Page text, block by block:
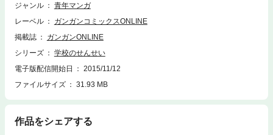
ジャンル
青年マンガ
レーベル
ガンガンコミックスONLINE
掲載誌
ガンガンONLINE
シリーズ
学校のせんせい
電子版配信開始日
2015/11/12
ファイルサイズ
31.93 MB
作品をシェアする